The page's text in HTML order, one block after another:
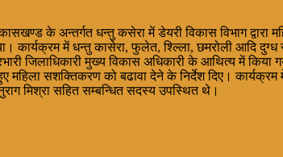
के अन्तर्गत धन्तु कसेरा में डेयरी विकास विभाग द्वारा
कार्यक्रम में धन्तु कासेरा, फुलेत, श्ल्लिा, छमरोली आदि
जिलाधिकारी मुख्य विकास अधिकारी के आथित्य में
महिला सशक्तिकरण को बढावा देने के निर्देश दिए।
मिश्रा सहित सम्बन्धित सदस्य उपस्थित थे।